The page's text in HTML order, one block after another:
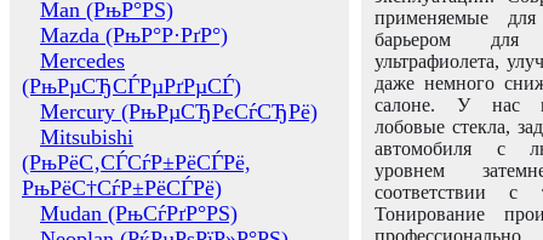
Man (РњР°РЅ)
Mazda (РњР°Р·РґР°)
Mercedes
(РњРµСЂСЃРµРґРµСЃ)
Mercury (РњРµСЂРєСѓСЂРё)
Mitsubishi
(РњРёС‚СЃСѓР±РёСЃРё,
РњРёС†СѓР±РёСЃРё)
Mudan (РњСѓРґР°РЅ)
применяемые
барьером для
ультрафиолета,
даже немного
салоне. У нас
лобовые стекла,
автомобиля с
уровнем
соответствии с
Тонирование
профессионально.